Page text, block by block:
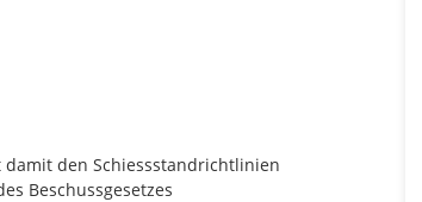
damit den Schiessstandrichtlinien
Beschussgesetzes